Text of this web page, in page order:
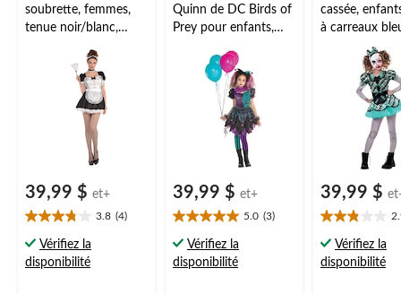
soubrette, femmes,
tenue noir/blanc,
s, tailles variées
39,99 $ et+
3.8 (4)
3.8
étoile(s)
sur
Vérifiez la
disponibilité
Quinn de DC Birds of
Prey pour enfants,
noire/bleue/violette
avec serre-tête et
collant, choix de
39,99 $ et+
5.0 (3)
5.0
étoile(s)
sur
Vérifiez la
disponibilité
cassée,
à carreaux
bandeau/
er/gants/
tailles variées
39,99 $
2.9
étoile(s)
sur
Vérifiez la
disponibilité